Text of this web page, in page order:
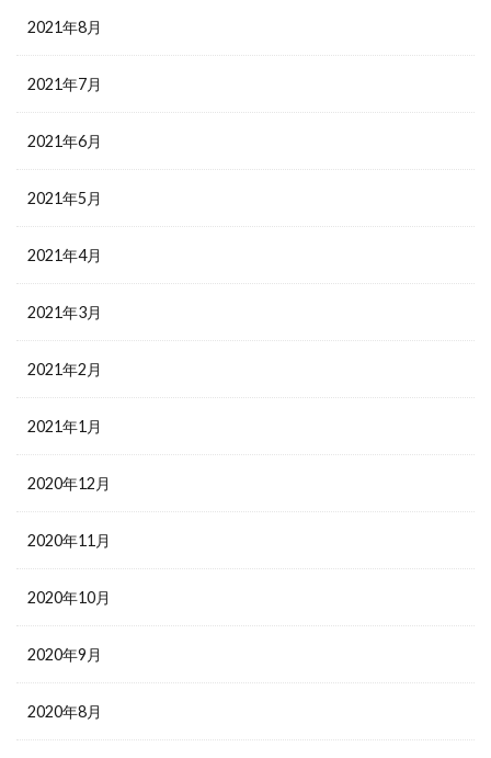
2021年8月
2021年7月
2021年6月
2021年5月
2021年4月
2021年3月
2021年2月
2021年1月
2020年12月
2020年11月
2020年10月
2020年9月
2020年8月